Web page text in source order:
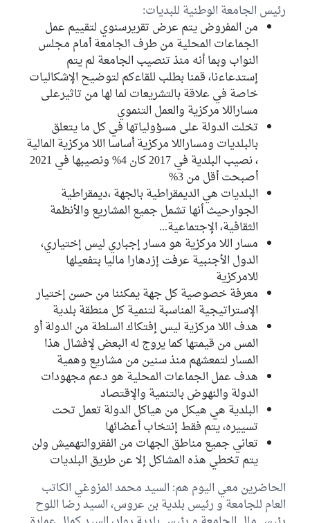
رئيس الجامعة الوطنية للبديات:
من المفروض يتم عرض تقريرسنوي لتقييم عمل
الجماعات المحلية من طرف الجامعة أمام مجلس
النواب وبما أنه منذ تنصيب الجامعة لم يتم
إستدعاءنا، قمنا بطلب للقاءكم لتوضيح الإشكاليات
خاصة في علاقة بالتشريعات لما لها من تاثيرعلى
مساراللا مركزية والعمل التنموي
تخلت الدولة على مسؤولياتها في كل ما يتعلق
بالبلديات ومساراللا مركزية أساسا اللا مركزية المالية
، نصيب البلدية في 2017 كان 4% ونصيبها في 2021
أصبحت أقل من 3%
البلديات هي الديمقراطية بالجهة ،ديمقراطية
الجوارحيث أنها تشمل جميع المشاريع والأنظمة
الثقافية، الإجتماعية...
مسار اللا مركزية هو مسار إجباري ليس إختياري،
الدول الأجنبية عرفت إزدهارا ماليا بتفعيلها
للامركزية
معرفة خصوصية كل جهة يمكننا من حسن إختيار
الإستراتيجية المناسبة لتنمية كل منطقة بلدية
هدف اللا مركزية ليس إفتكاك السلطة من الدولة أو
المس من قيمتها كما يروج له البعض لإفشال هذا
المسار لتمعشهم منذ سنين من مشاريع وهمية
هدف عمل الجماعات المحلية هو دعم مجهودات
الدولة والنهوض بالتنمية والإقتصاد
البلدية هي هيكل من هياكل الدولة تعمل تحت
تسييره، يتم فقط إنتخاب أعضائها
تعاني جميع مناطق الجهات من الفقروالتهميش ولن
يتم تخطي هذه المشاكل إلا عن طريق البلديات
الحاضرين معي اليوم هم: السيد محمد المزوغي الكاتب
العام للجامعة و رئيس بلدية بن عروس، السيد رضا اللوح
السيد فرجاني
كتلة حركة النهضة
غير منتمين إلى اللجنة3
جميلة دبش
كتلة حركة النهضة
سالم قطاطة
الكتلة الديمقراطية
رضا الزغمي
الكتلة الديمقراطية